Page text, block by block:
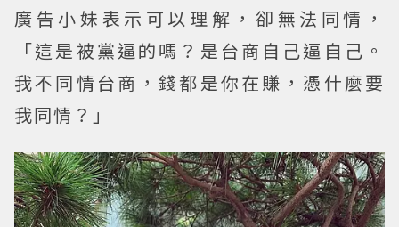
廣告小妹表示可以理解，卻無法同情，
「這是被黨逼的嗎？是台商自己逼自己。
我不同情台商，錢都是你在賺，憑什麼要
我同情？」